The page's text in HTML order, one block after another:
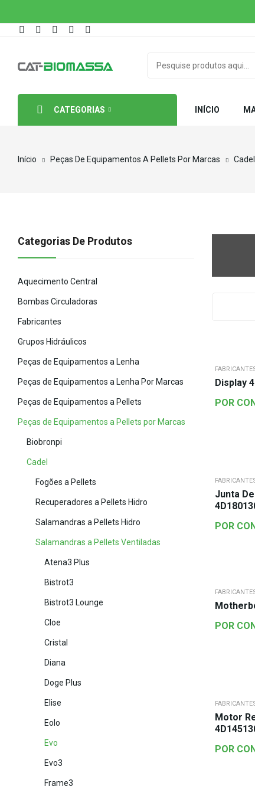
CATEGORIAS INÍCIO
Início Peças De Equipamentos A Pellets Por Marcas Cadel
Display
POR
Junta
POR
POR
Motor
POR
Categorias De Produtos
Aquecimento Central
Bombas Circuladoras
Fabricantes
Grupos Hidráulicos
Peças de Equipamentos a Lenha
Peças de Equipamentos a Lenha Por Marcas
Peças de Equipamentos a Pellets
Peças de Equipamentos a Pellets por Marcas
Biobronpi
Cadel
Fogões a Pellets
Recuperadores a Pellets Hidro
Salamandras a Pellets Hidro
Salamandras a Pellets Ventiladas
Atena3 Plus
Bistrot3
Bistrot3 Lounge
Cloe
Cristal
Diana
Doge Plus
Elise
Eolo
Evo
Evo3
Frame3